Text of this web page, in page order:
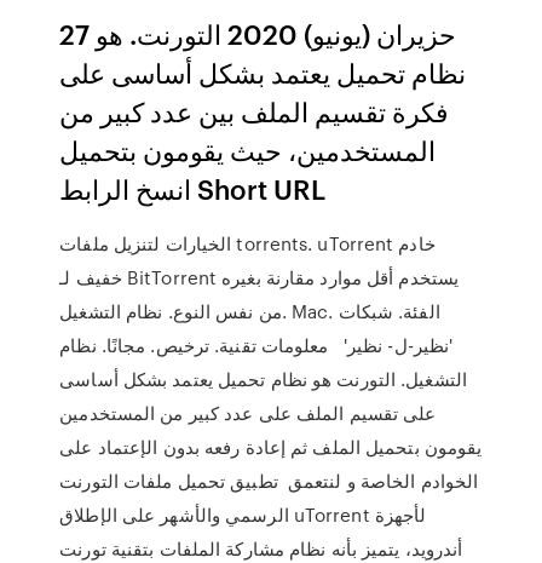
27 حزيران (يونيو) 2020 التورنت. هو
نظام تحميل يعتمد بشكل أساسى على
فكرة تقسيم الملف بين عدد كبير من
المستخدمين، حيث يقومون بتحميل
انسخ الرابط Short URL
الخيارات لتنزيل ملفات torrents. uTorrent خادم
خفيف لـ BitTorrent يستخدم أقل موارد مقارنة بغيره
من نفس النوع. نظام التشغيل. Mac. الفئة. شبكات
'نظير-ل- نظير' معلومات تقنية. ترخيص. مجانًا. نظام
التشغيل. التورنت هو نظام تحميل يعتمد بشكل أساسى
على تقسيم الملف على عدد كبير من المستخدمين
يقومون بتحميل الملف ثم إعادة رفعه بدون الإعتماد على
الخوادم الخاصة و لنتعمق تطبيق تحميل ملفات التورنت
الرسمي والأشهر على الإطلاق uTorrent لأجهزة
أندرويد، يتميز بأنه نظام مشاركة الملفات بتقنية تورنت